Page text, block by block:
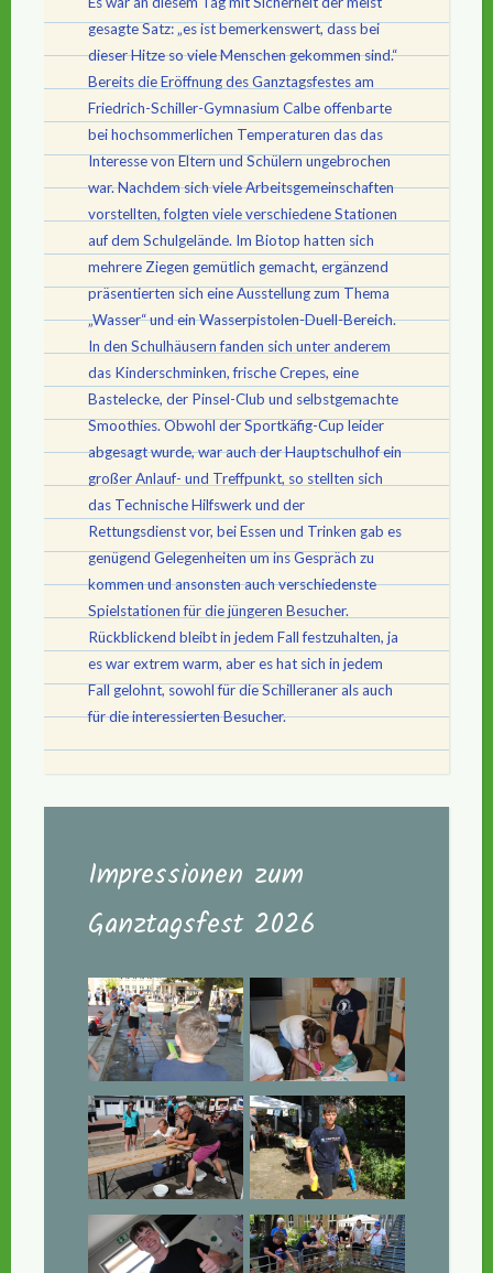
gesagte Satz: „es ist bemerkenswert, dass bei
dieser Hitze so viele Menschen gekommen sind.“
Bereits die Eröffnung des Ganztagsfestes am
Friedrich-Schiller-Gymnasium Calbe offenbarte
bei hochsommerlichen Temperaturen das das
Interesse von Eltern und Schülern ungebrochen
war. Nachdem sich viele Arbeitsgemeinschaften
vorstellten, folgten viele verschiedene Stationen
auf dem Schulgelände. Im Biotop hatten sich
mehrere Ziegen gemütlich gemacht, ergänzend
präsentierten sich eine Ausstellung zum Thema
„Wasser“ und ein Wasserpistolen-Duell-Bereich.
In den Schulhäusern fanden sich unter anderem
das Kinderschminken, frische Crepes, eine
Bastelecke, der Pinsel-Club und selbstgemachte
Smoothies. Obwohl der Sportkäfig-Cup leider
abgesagt wurde, war auch der Hauptschulhof ein
großer Anlauf- und Treffpunkt, so stellten sich
das Technische Hilfswerk und der
Rettungsdienst vor, bei Essen und Trinken gab es
genügend Gelegenheiten um ins Gespräch zu
kommen und ansonsten auch verschiedenste
Spielstationen für die jüngeren Besucher.
Rückblickend bleibt in jedem Fall festzuhalten, ja
es war extrem warm, aber es hat sich in jedem
Fall gelohnt, sowohl für die Schilleraner als auch
für die interessierten Besucher.
Impressionen zum
Ganztagsfest 2026